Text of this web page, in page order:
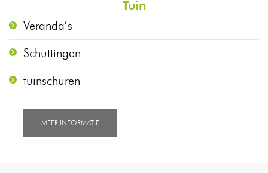
Tuin
Veranda’s
Schuttingen
tuinschuren
MEER INFORMATIE